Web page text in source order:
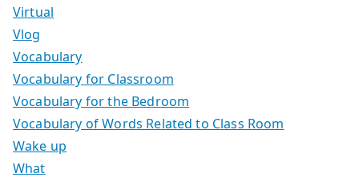
Virtual
Vlog
Vocabulary
Vocabulary for Classroom
Vocabulary for the Bedroom
Vocabulary of Words Related to Class Room
Wake up
What